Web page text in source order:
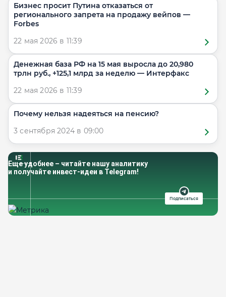
Бизнес просит Путина отказаться от
регионального запрета на продажу вейпов —
Forbes
22 мая 2026 в 11:39
Денежная база РФ на 15 мая выросла до 20,980
трлн руб., +125,1 млрд за неделю — Интерфакс
22 мая 2026 в 11:39
Почему нельзя надеяться на пенсию?
3 сентября 2024 в 09:00
Еще удобнее – читайте нашу аналитику
и получайте инвест-идеи в Telegram!
Подписаться